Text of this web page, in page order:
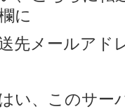
に
先メールアド
い、このサー